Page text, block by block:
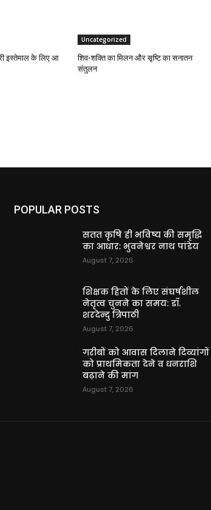
इस्तेमाल के लिए आ
Uncategorized
शिव-शक्ति का मिलन और सृष्टि का सनातन
संतुलन
POPULAR POSTS
सतत कृषि ही भविष्य की समृद्धि
का आधार: भुवनेश्वर नाथ पांडेय
August 7, 2026
शिक्षक हितों के लिए संघर्षशील
नेतृत्व चुनने का समय: डॉ.
शरदेन्दु त्रिपाठी
August 7, 2026
गरीबों को आवास दिलाने दिव्यांगों
को प्राथमिकता देने व धनराशि
बढ़ाने की मांग
August 7, 2026